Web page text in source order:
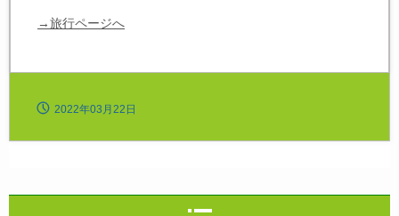
→旅行ページへ
2022年03月22日